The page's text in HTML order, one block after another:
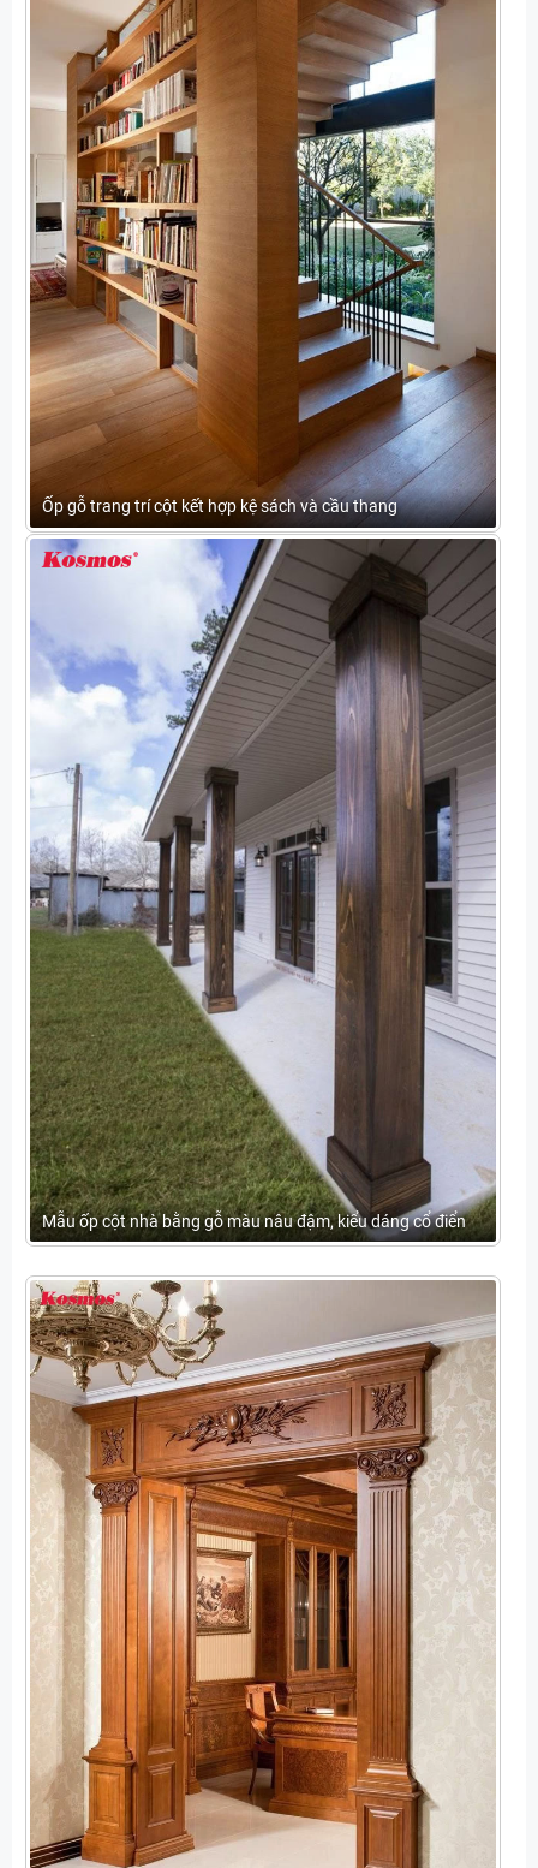
Ốp gỗ trang trí cột kết hợp kệ sách và cầu thang
Mẫu ốp cột nhà bằng gỗ màu nâu đậm, kiểu dáng cổ điển